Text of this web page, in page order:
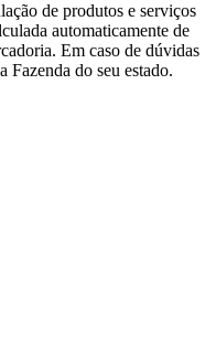
de produtos e serviços
automaticamente de
Em caso de dúvidas
Fazenda do seu estado.